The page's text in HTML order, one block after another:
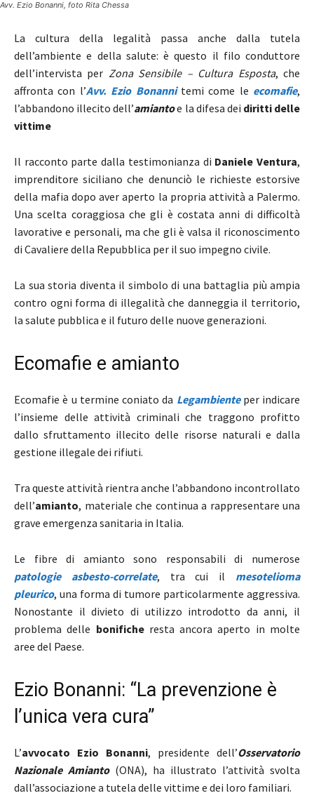
Avv. Ezio Bonanni, foto Rita Chessa
La cultura della legalità passa anche dalla tutela
dell’ambiente e della salute: è questo il filo conduttore
dell’intervista per Zona Sensibile – Cultura Esposta, che
affronta con l’Avv. Ezio Bonannitemi come le ecomafie,
l’abbandono illecito dell’amiantoe la difesa dei diritti delle
vittime
Il racconto parte dalla testimonianza di Daniele Ventura,
imprenditore siciliano che denunciò le richieste estorsive
della mafia dopo aver aperto la propria attività a Palermo.
Una scelta coraggiosa che gli è costata anni di difficoltà
lavorative e personali, ma che gli è valsa il riconoscimento
di Cavaliere della Repubblica per il suo impegno civile.
La sua storia diventa il simbolo di una battaglia più ampia
contro ogni forma di illegalità che danneggia il territorio,
la salute pubblica e il futuro delle nuove generazioni.
Ecomafie e amianto
Ecomafie è u termine coniato da Legambiente per indicare
l’insieme delle attività criminali che traggono profitto
dallo sfruttamento illecito delle risorse naturali e dalla
gestione illegale dei rifiuti.
Tra queste attività rientra anche l’abbandono incontrollato
dell’amianto, materiale che continua a rappresentare una
grave emergenza sanitaria in Italia.
Le fibre di amianto sono responsabili di numerose
patologie asbesto-correlate, tra cui il mesotelioma
pleurico, una forma di tumore particolarmente aggressiva.
Nonostante il divieto di utilizzo introdotto da anni, il
problema delle bonificheresta ancora aperto in molte
aree del Paese.
Ezio Bonanni: “La prevenzione è
l’unica vera cura”
L’avvocato Ezio Bonanni, presidente dell’Osservatorio
Nazionale Amianto(ONA), ha illustrato l’attività svolta
dall’associazione a tutela delle vittime e dei loro familiari.